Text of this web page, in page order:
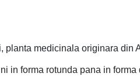
medicinala originara
in forma rotunda pana in